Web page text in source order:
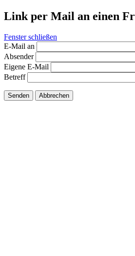
Link per Mail an einen
Fenster schließen
E-Mail an
Absender
Eigene E-Mail
Betreff
Senden Abbrechen